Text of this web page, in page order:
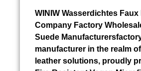
WINIW Wasserdichtes Faux
Company Factory
Suede
manufacturer in the realm
leather solutions, proudly